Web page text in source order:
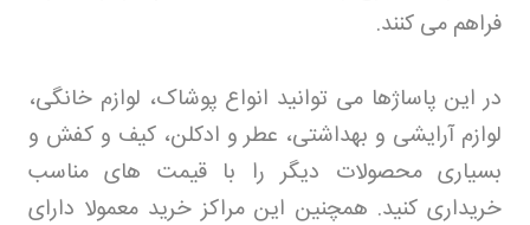
فراهم می کنند.
در این پاساژها می توانید انواع پوشاک، لوازم خانگی،
لوازم آرایشی و بهداشتی، عطر و ادکلن، کیف و کفش و
بسیاری محصولات دیگر را با قیمت های مناسب
خریداری کنید. همچنین این مراکز خرید معمولا دارای